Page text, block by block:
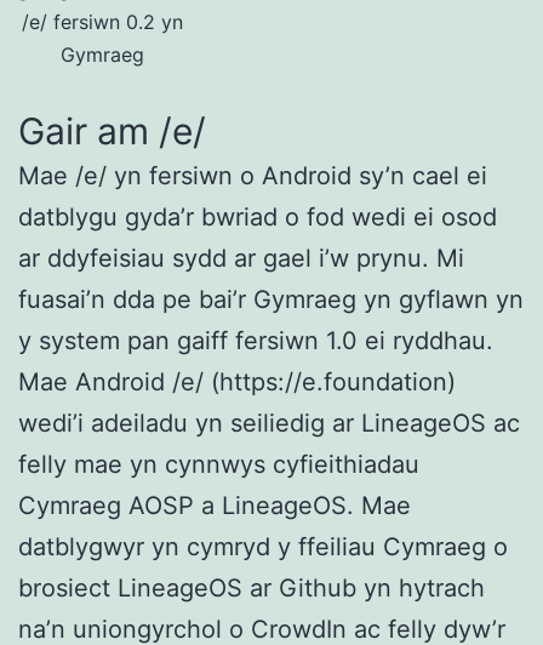
/e/ fersiwn 0.2 yn
Gymraeg
Gair am /e/
Mae /e/ yn fersiwn o Android sy’n cael ei
datblygu gyda’r bwriad o fod wedi ei osod
ar ddyfeisiau sydd ar gael i’w prynu. Mi
fuasai’n dda pe bai’r Gymraeg yn gyflawn yn
y system pan gaiff fersiwn 1.0 ei ryddhau.
Mae Android /e/ (https://e.foundation)
wedi’i adeiladu yn seiliedig ar LineageOS ac
felly mae yn cynnwys cyfieithiadau
Cymraeg AOSP a LineageOS. Mae
datblygwyr yn cymryd y ffeiliau Cymraeg o
brosiect LineageOS ar Github yn hytrach
na’n uniongyrchol o CrowdIn ac felly dyw’r